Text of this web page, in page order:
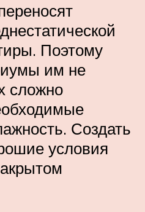
Поэтому
им не
сложно
Создать
условия